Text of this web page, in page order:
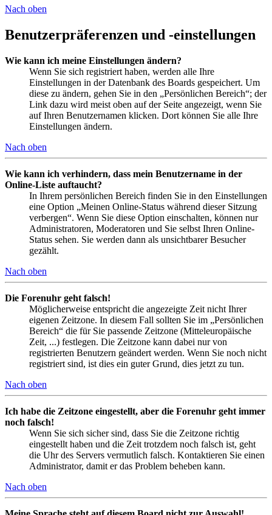
Nach oben
Benutzerpräferenzen und -einstellungen
Wie kann ich meine Einstellungen ändern?
Wenn Sie sich registriert haben, werden alle Ihre
Einstellungen in der Datenbank des Boards gespeichert. Um
diese zu ändern, gehen Sie in den „Persönlichen Bereich“; der
Link dazu wird meist oben auf der Seite angezeigt, wenn Sie
auf Ihren Benutzernamen klicken. Dort können Sie alle Ihre
Einstellungen ändern.
Nach oben
Wie kann ich verhindern, dass mein Benutzername in der
Online-Liste auftaucht?
In Ihrem persönlichen Bereich finden Sie in den Einstellungen
eine Option „Meinen Online-Status während dieser Sitzung
verbergen“. Wenn Sie diese Option einschalten, können nur
Administratoren, Moderatoren und Sie selbst Ihren Online-
Status sehen. Sie werden dann als unsichtbarer Besucher
gezählt.
Nach oben
Die Forenuhr geht falsch!
Möglicherweise entspricht die angezeigte Zeit nicht Ihrer
eigenen Zeitzone. In diesem Fall sollten Sie im „Persönlichen
Bereich“ die für Sie passende Zeitzone (Mitteleuropäische
Zeit, ...) festlegen. Die Zeitzone kann dabei nur von
registrierten Benutzern geändert werden. Wenn Sie noch nicht
registriert sind, ist dies ein guter Grund, dies jetzt zu tun.
Nach oben
Ich habe die Zeitzone eingestellt, aber die Forenuhr geht immer
noch falsch!
Wenn Sie sich sicher sind, dass Sie die Zeitzone richtig
eingestellt haben und die Zeit trotzdem noch falsch ist, geht
die Uhr des Servers vermutlich falsch. Kontaktieren Sie einen
Administrator, damit er das Problem beheben kann.
Nach oben